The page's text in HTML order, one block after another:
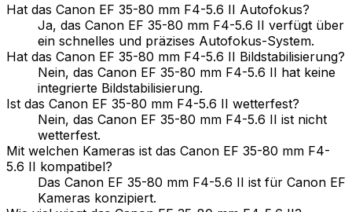
Hat das Canon EF 35-80 mm F4-5.6 II Autofokus?
Ja, das Canon EF 35-80 mm F4-5.6 II verfügt über
ein schnelles und präzises Autofokus-System.
Hat das Canon EF 35-80 mm F4-5.6 II Bildstabilisierung?
Nein, das Canon EF 35-80 mm F4-5.6 II hat keine
integrierte Bildstabilisierung.
Ist das Canon EF 35-80 mm F4-5.6 II wetterfest?
Nein, das Canon EF 35-80 mm F4-5.6 II ist nicht
wetterfest.
Mit welchen Kameras ist das Canon EF 35-80 mm F4-
5.6 II kompatibel?
Das Canon EF 35-80 mm F4-5.6 II ist für Canon EF
Kameras konzipiert.